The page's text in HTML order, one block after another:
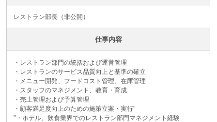
レストラン部長（非公開）
仕事内容
・レストラン部門の統括および運営管理
・レストランのサービス品質向上と基準の確立
・メニュー開発、フードコスト管理、在庫管理
・スタッフのマネジメント、教育・育成
・売上管理および予算管理
・顧客満足度向上のための施策立案・実行"
"・ホテル、飲食業界でのレストラン部門マネジメント経験